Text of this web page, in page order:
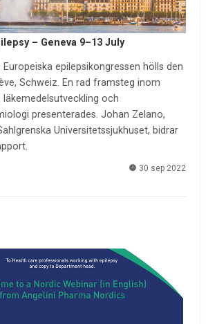
– Geneva 9–13 July
epilepsikongressen hölls den
Schweiz. En rad framsteg inom
läkemedelsutveckling och
presenterades. Johan Zelano,
Universitetssjukhuset, bidrar
30 sep 2022